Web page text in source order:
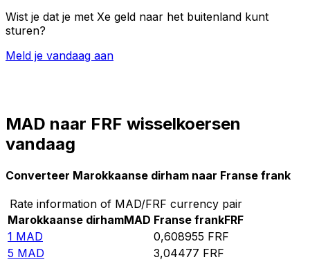
Wist je dat je met Xe geld naar het buitenland kunt
sturen?
Meld je vandaag aan
MAD naar FRF wisselkoersen
vandaag
Converteer Marokkaanse dirham naar Franse frank
Rate information of MAD/FRF currency pair
Marokkaanse dirhamMAD Franse frankFRF
1 MAD 0,608955 FRF
5 MAD 3,04477 FRF